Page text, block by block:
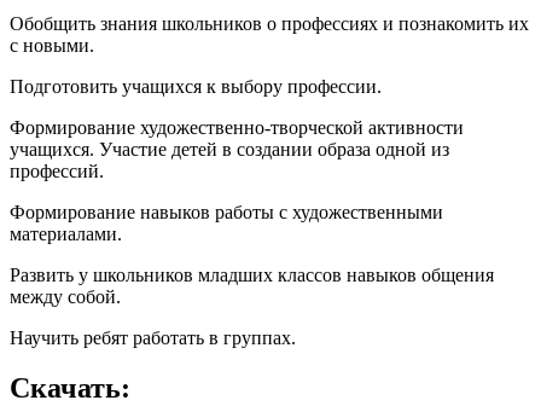
Обобщить знания школьников о профессиях и познакомить их
с новыми.
Подготовить учащихся к выбору профессии.
Формирование художественно-творческой активности
учащихся. Участие детей в создании образа одной из
профессий.
Формирование навыков работы с художественными
материалами.
Развить у школьников младших классов навыков общения
между собой.
Научить ребят работать в группах.
Скачать: